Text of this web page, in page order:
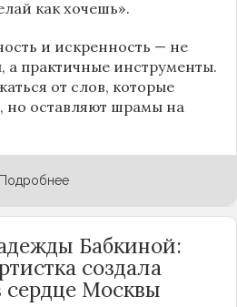
как хочешь».
и искренность — не
а практичные инструменты.
от слов, которые
но оставляют шрамы на
Подробнее
Бабкиной:
создала
Москвы